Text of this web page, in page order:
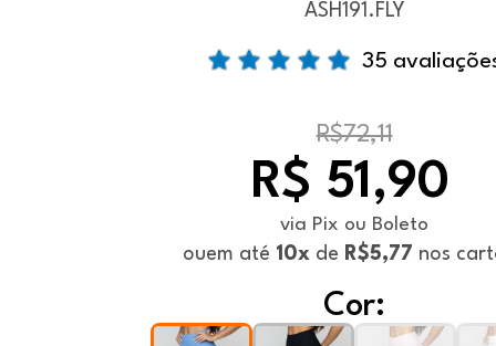
ASH191.FLY
35
R$72,11
R$ 51,90
via Pix ou Boleto
ouem até 10x de R$5,77 nos
Cor: